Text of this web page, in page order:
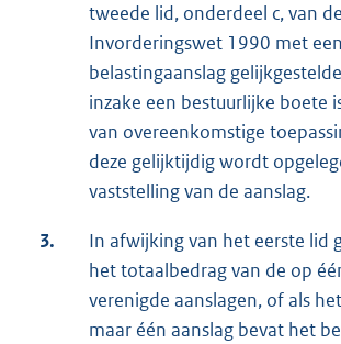
tweede lid, onderdeel c, van de
Invorderingswet 1990 met een
belastingaanslag
inzake een bestuurlijke boete
van overeenkomstige
deze gelijktijdig wordt
vaststelling van de aanslag.
3.
In afwijking van het eerste lid
het totaalbedrag van de op
verenigde aanslagen, of als
maar één aanslag bevat het